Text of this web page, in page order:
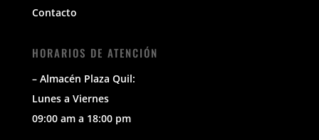
Contacto
HORARIOS DE ATENCIÓN
– Almacén Plaza Quil:
Lunes a Viernes
09:00 am a 18:00 pm